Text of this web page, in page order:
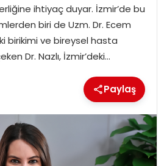
ihtiyaç duyar. İzmir’de bu
biri de Uzm. Dr. Ecem
birikimi ve bireysel hasta
Dr. Nazlı, İzmir’deki…
Paylaş